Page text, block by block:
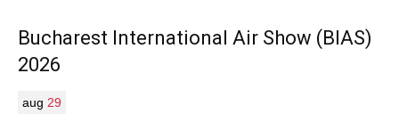
Bucharest International Air Show (BIAS)
2026
aug 29